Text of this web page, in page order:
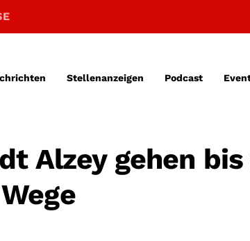
Stellenanzeigen Podcast
Alzey gehen